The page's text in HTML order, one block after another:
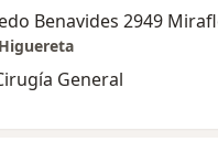
General